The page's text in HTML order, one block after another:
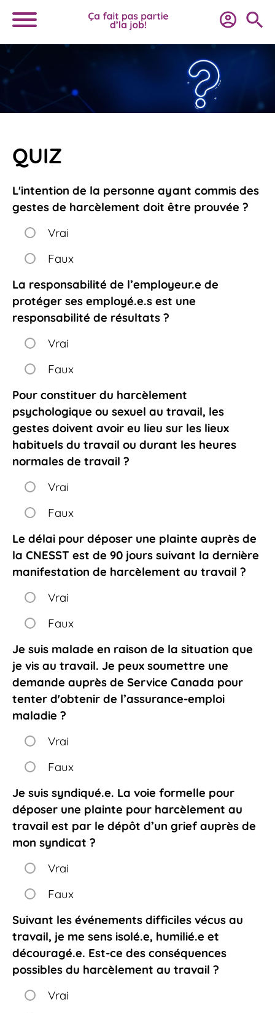
QUIZ
L'intention de la personne ayant commis des
gestes de harcèlement doit être prouvée ?
Vrai
Faux
La responsabilité de l’employeur.e de
protéger ses employé.e.s est une
responsabilité de résultats ?
Vrai
Faux
Pour constituer du harcèlement
psychologique ou sexuel au travail, les
gestes doivent avoir eu lieu sur les lieux
habituels du travail ou durant les heures
normales de travail ?
Vrai
Faux
Le délai pour déposer une plainte auprès de
la CNESST est de 90 jours suivant la dernière
manifestation de harcèlement au travail ?
Vrai
Faux
Je suis malade en raison de la situation que
je vis au travail. Je peux soumettre une
demande auprès de Service Canada pour
tenter d'obtenir de l’assurance-emploi
maladie ?
Vrai
Faux
Je suis syndiqué.e. La voie formelle pour
déposer une plainte pour harcèlement au
travail est par le dépôt d’un grief auprès de
mon syndicat ?
Vrai
Faux
Suivant les événements difficiles vécus au
travail, je me sens isolé.e, humilié.e et
découragé.e. Est-ce des conséquences
possibles du harcèlement au travail ?
Vrai